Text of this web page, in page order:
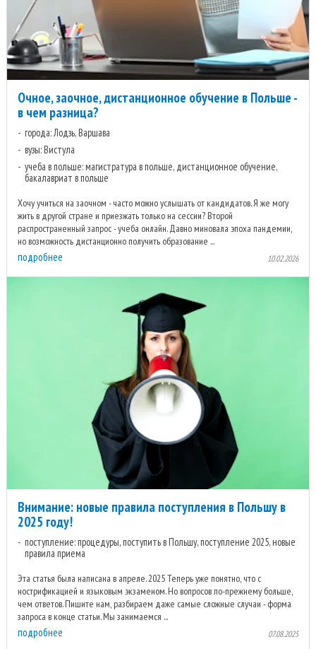
Очное, заочное, дистанционное обучение в Польше -
в чем разница?
города: Лодзь, Варшава
вузы: Вистула
учеба в польше: магистратура в польше, дистанционное обучение,
бакалавриат в польше
Хочу учиться на заочном - часто можно услышать от кандидатов. Я же могу
жить в другой стране и приезжать только на сессии? Второй
распространенный запрос - учеба онлайн. Давно миновала эпоха пандемии,
но возможность дистанционно получить образование ...
подробнее 10.02.2026
Внимание: новые правила поступления в Польшу в
2025 году!
поступление: процедуры, поступить в Польшу, поступление 2025, новые
правила приема
Эта статья была написана в апреле. 2025 Теперь уже понятно, что с
нострификацией и языковым экзаменом. Но вопросов по-прежнему больше,
чем ответов. Пишите нам, разбираем даже самые сложные случаи - форма
запроса в конце статьи. Мы занимаемся ...
подробнее 07.08.2025